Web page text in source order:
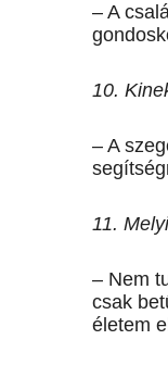
– A
10.
– A
11.
– Nem
csak
életem